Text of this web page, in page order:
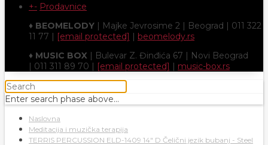
+- Prodavnice
♦ BEOMELODY | Majke Jevrosime 2 | Beograd | 011 322
11 77 | [email protected] | beomelody.rs
♦ MUSIC BOX | Bulevar Z. Đinđića 67 | Novi Beograd
| 011 311 89 70 | [email protected] | music-box.rs
Enter search phase above...
Naslovna
Meditacija i muzička terapija
TERRIS PERCUSSION ELD-1409 14" D Čelični jezik bubanj - Steel